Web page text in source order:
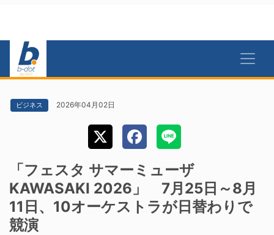
ビジネス 2026年04月02日
「フェスタ サマーミューザ
KAWASAKI 2026」 7月25日～8月
11日、10オーケストラが日替わりで
競演